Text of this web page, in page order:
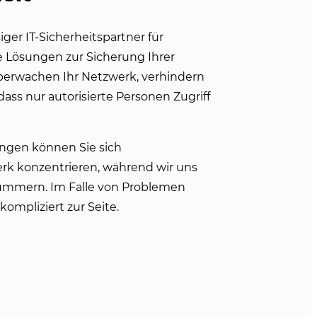
IT-Sicherheitspartner für
zur Sicherung Ihrer
Ihr Netzwerk, verhindern
nur autorisierte Personen Zugriff
können Sie sich
konzentrieren, während wir uns
Im Falle von Problemen
zur Seite.